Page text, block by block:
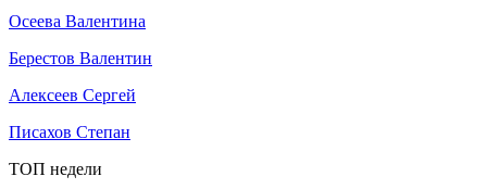
Осеева Валентина
Берестов Валентин
Алексеев Сергей
Писахов Степан
ТОП недели